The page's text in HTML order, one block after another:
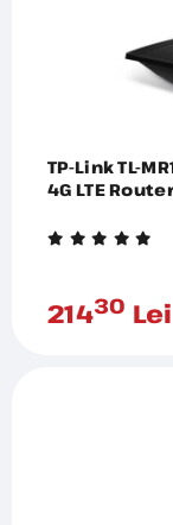
TP-Link TL-
4G LTE
21430 Lei